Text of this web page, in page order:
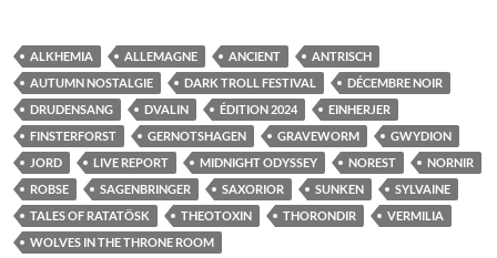
ALKHEMIA ALLEMAGNE ANCIENT
ANTRISCH
AUTUMN NOSTALGIE
DARK TROLL FESTIVAL
DÉCEMBRE NOIR
DRUDENSANG
DVALIN ÉDITION 2024
EINHERJER
FINSTERFORST
GERNOTSHAGEN GRAVEWORM
GWYDION
JORD
LIVE REPORT MIDNIGHT ODYSSEY NOREST
NORNIR
ROBSE
SAGENBRINGER SAXORIOR SUNKEN
SYLVAINE
TALES OF RATATÖSK
THEOTOXIN THORONDIR
VERMILIA
WOLVES IN THE THRONE ROOM